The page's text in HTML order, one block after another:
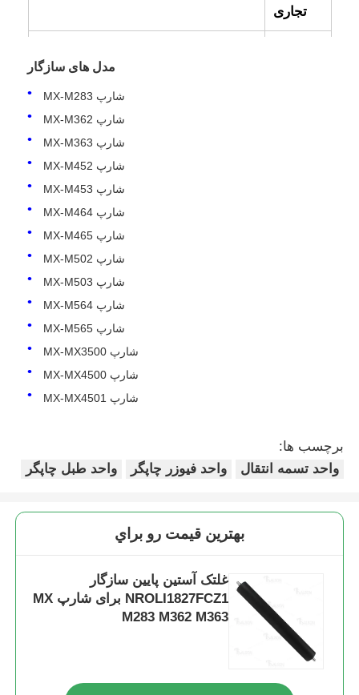
محصولات
دربارهی ما
تجاری
مدل های سازگار
شارپ MX-M283
شارپ MX-M362
شارپ MX-M363
شارپ MX-M452
شارپ MX-M453
شارپ MX-M464
شارپ MX-M465
شارپ MX-M502
شارپ MX-M503
شارپ MX-M564
شارپ MX-M565
شارپ MX-MX3500
شارپ MX-MX4500
شارپ MX-MX4501
برچسب ها:
واحد تسمه انتقال
واحد فیوزر چاپگر واحد طبل چاپگر
بهترين قيمت رو براي
غلتک آستین پایین سازگار
NROLI1827FCZ1 برای شارپ MX
M283 M362 M363